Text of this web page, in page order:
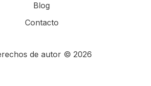
Blog
Contacto
de autor © 2026